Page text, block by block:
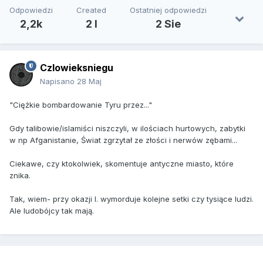
Odpowiedzi
2,2k
Created
2 l
Ostatniej odpowiedzi
2 Sie
Czlowieksniegu
Napisano 28 Maj
"Ciężkie bombardowanie Tyru przez..."
Gdy talibowie/islamiści niszczyli, w ilościach hurtowych, zabytki
w np Afganistanie, Świat zgrzytał ze złości i nerwów zębami...
Ciekawe, czy ktokolwiek, skomentuje antyczne miasto, które
znika.
Tak, wiem- przy okazji I. wymorduje kolejne setki czy tysiące ludzi.
Ale ludobójcy tak mają.